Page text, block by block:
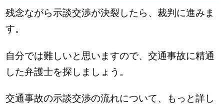
残念ながら示談交渉が決裂したら、裁判に進みま
す。
自分では難しいと思いますので、交通事故に精通
した弁護士を探しましょう。
交通事故の示談交渉の流れについて、もっと詳し